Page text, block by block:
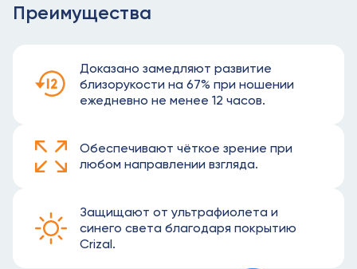
Преимущества
Доказано замедляют развитие
близорукости на 67% при ношении
ежедневно не менее 12 часов.
Обеспечивают чёткое зрение при
любом направлении взгляда.
Защищают от ультрафиолета и
синего света благодаря покрытию
Crizal.